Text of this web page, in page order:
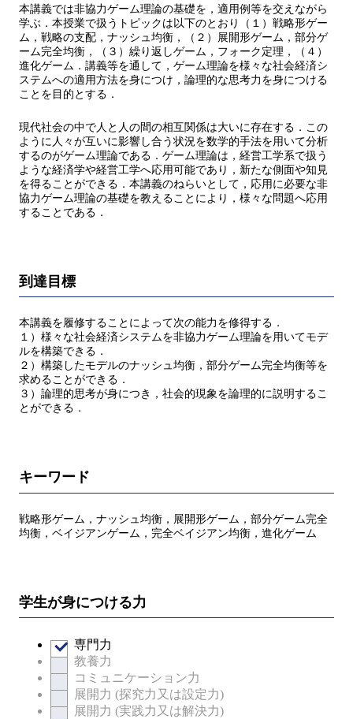
本講義では非協力ゲーム理論の基礎を，適用例等を交えながら
学ぶ．本授業で扱うトピックは以下のとおり（１）戦略形ゲー
ム，戦略の支配，ナッシュ均衡，（２）展開形ゲーム，部分ゲ
ーム完全均衡，（３）繰り返しゲーム，フォーク定理，（４）
進化ゲーム．講義等を通して，ゲーム理論を様々な社会経済シ
ステムへの適用方法を身につけ，論理的な思考力を身につける
ことを目的とする．
現代社会の中で人と人の間の相互関係は大いに存在する．この
ように人々が互いに影響し合う状況を数学的手法を用いて分析
するのがゲーム理論である．ゲーム理論は，経営工学系で扱う
ような経済学や経営工学へ応用可能であり，新たな側面や知見
を得ることができる．本講義のねらいとして，応用に必要な非
協力ゲーム理論の基礎を教えることにより，様々な問題へ応用
することである．
到達目標
本講義を履修することによって次の能力を修得する．
１）様々な社会経済システムを非協力ゲーム理論を用いてモデ
ルを構築できる．
２）構築したモデルのナッシュ均衡，部分ゲーム完全均衡等を
求めることができる．
３）論理的思考が身につき，社会的現象を論理的に説明するこ
とができる．
キーワード
戦略形ゲーム，ナッシュ均衡，展開形ゲーム，部分ゲーム完全
均衡，ベイジアンゲーム，完全ベイジアン均衡，進化ゲーム
学生が身につける力
専門力
教養力
コミュニケーション力
展開力 (探究力又は設定力)
展開力 (実践力又は解決力)